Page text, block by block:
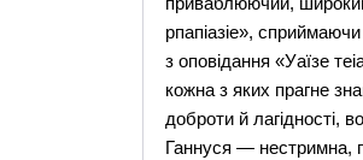
рпапіазіе»,
з оповідання «Уаїзе
кожна з яких прагне
доброти й лагідності,
Ганнуся — нестримна,